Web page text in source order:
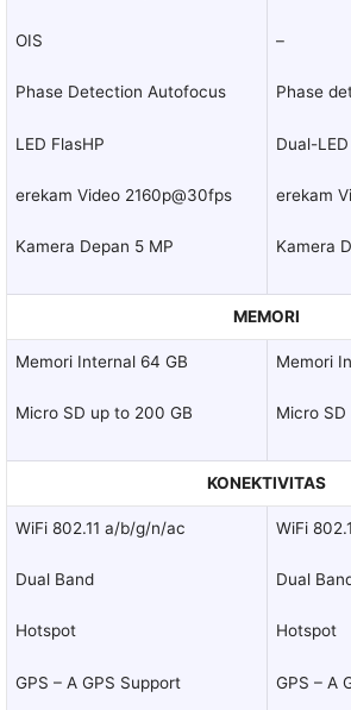
OIS
Phase Detection Autofocus
LED FlasHP
erekam Video 2160p@30fps
Kamera Depan 5 MP
–
Phase
Dual-
erekam
Kamera
MEMORI
Memori Internal 64 GB
Micro SD up to 200 GB
Memori
Micro SD
KONEKTIVITAS
WiFi 802.11 a/b/g/n/ac
Dual Band
Hotspot
GPS – A GPS Support
WiFi
Dual
Hotspot
GPS – A